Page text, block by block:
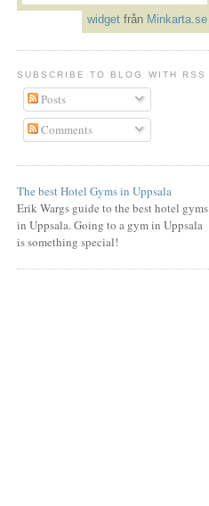
widget från Minkarta.se
SUBSCRIBE TO BLOG WITH RSS
Posts
Comments
The best Hotel Gyms in Uppsala
Erik Wargs guide to the best hotel gyms
in Uppsala. Going to a gym in Uppsala
is something special!